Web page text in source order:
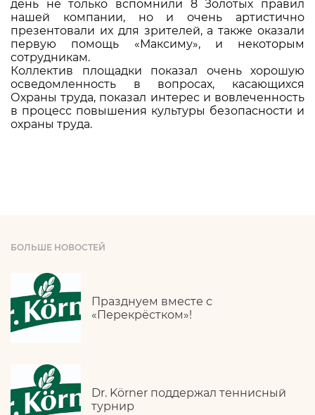
день не только вспомнили 8 Золотых правил
нашей компании, но и очень артистично
презентовали их для зрителей, а также оказали
первую помощь «Максиму», и некоторым
сотрудникам.
Коллектив площадки показал очень хорошую
осведомленность в вопросах, касающихся
Охраны труда, показал интерес и вовлеченность
в процесс повышения культуры безопасности и
охраны труда.
БОЛЬШЕ НОВОСТЕЙ
Празднуем вместе с
«Перекрёстком»!
Dr. Körner поддержал теннисный
турнир